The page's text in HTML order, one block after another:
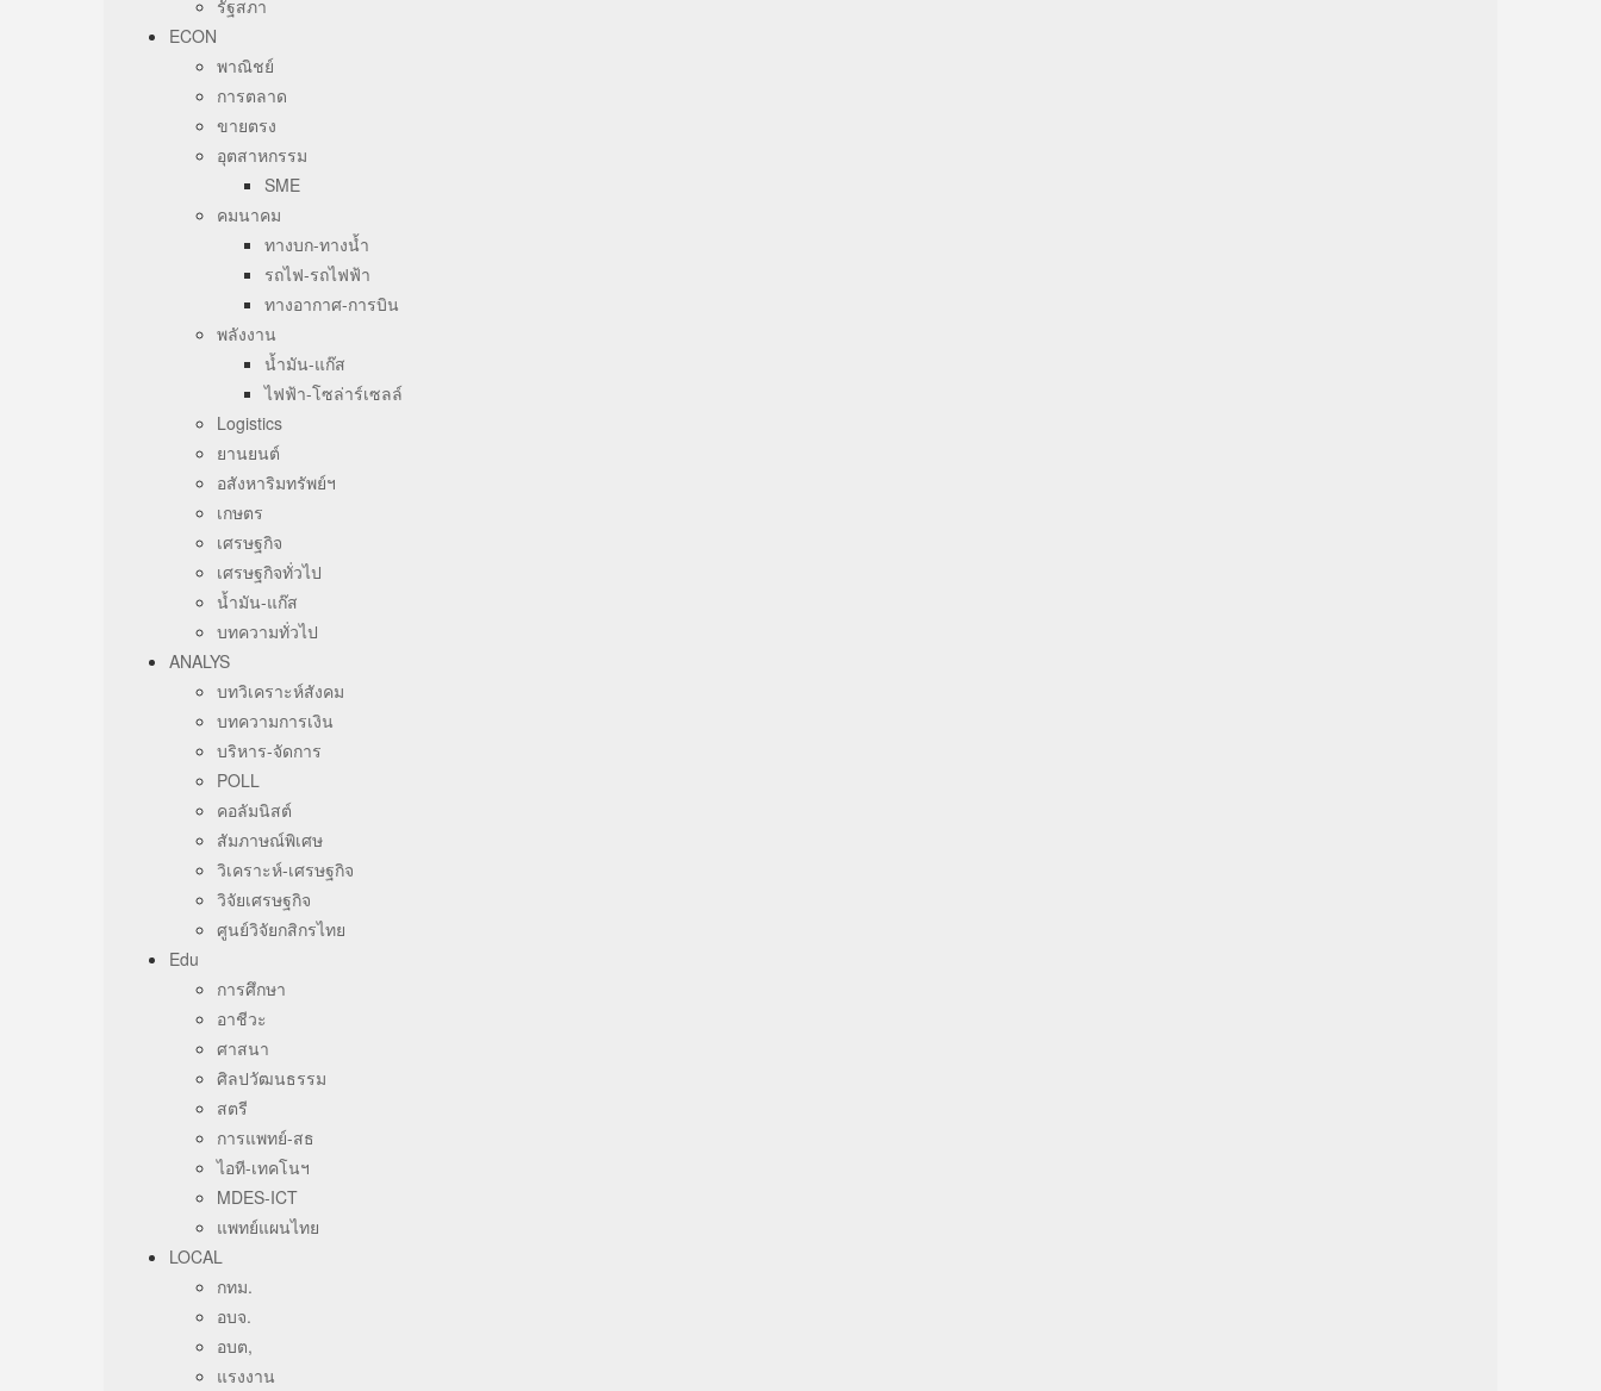
รัฐสภา
ECON
พาณิชย์
การตลาด
ขายตรง
อุตสาหกรรม
SME
คมนาคม
ทางบก-ทางน้ำ
รถไฟ-รถไฟฟ้า
ทางอากาศ-การบิน
พลังงาน
น้ำมัน-แก๊ส
ไฟฟ้า-โซล่าร์เซลล์
Logistics
ยานยนต์
อสังหาริมทรัพย์ฯ
เกษตร
เศรษฐกิจ
เศรษฐกิจทั่วไป
น้ำมัน-แก๊ส
บทความทั่วไป
ANALYS
บทวิเคราะห์สังคม
บทความการเงิน
บริหาร-จัดการ
POLL
คอลัมนิสต์
สัมภาษณ์พิเศษ
วิเคราะห์-เศรษฐกิจ
วิจัยเศรษฐกิจ
ศูนย์วิจัยกสิกรไทย
Edu
การศึกษา
อาชีวะ
ศาสนา
ศิลปวัฒนธรรม
สตรี
การแพทย์-สธ
ไอที-เทคโนฯ
MDES-ICT
แพทย์แผนไทย
LOCAL
กทม.
อบจ.
อบต,
แรงงาน